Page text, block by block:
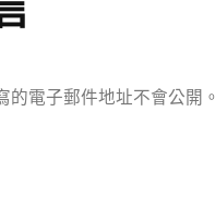
的電子郵件地址不會公開。